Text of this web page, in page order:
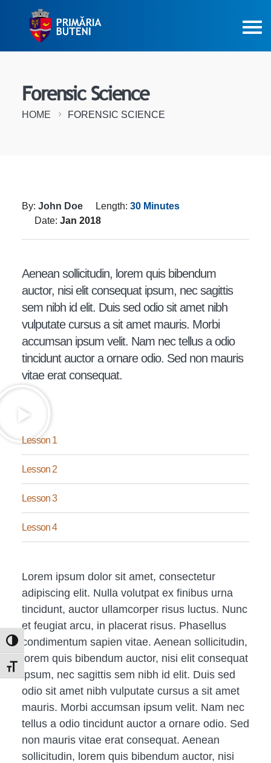
Toggle High Contrast
Toggle Font size
Forensic Science
HOME FORENSIC SCIENCE
By: John Doe Length:30 Minutes
Date:Jan 2018
Aenean sollicitudin, lorem quis bibendum
auctor, nisi elit consequat ipsum, nec sagittis
sem nibh id elit. Duis sed odio sit amet nibh
vulputate cursus a sit amet mauris. Morbi
accumsan ipsum velit. Nam nec tellus a odio
tincidunt auctor a ornare odio. Sed non mauris
vitae erat consequat.
Lesson 1
Lesson 2
Lesson 3
Lesson 4
Lorem ipsum dolor sit amet, consectetur
adipiscing elit. Nulla volutpat ex finibus urna
tincidunt, auctor ullamcorper risus luctus. Nunc
et feugiat arcu, in placerat risus. Phasellus
condimentum sapien vitae. Aenean sollicitudin,
lorem quis bibendum auctor, nisi elit consequat
ipsum, nec sagittis sem nibh id elit. Duis sed
odio sit amet nibh vulputate cursus a sit amet
mauris. Morbi accumsan ipsum velit. Nam nec
tellus a odio tincidunt auctor a ornare odio. Sed
non mauris vitae erat consequat. Aenean
sollicitudin, lorem quis bibendum auctor, nisi